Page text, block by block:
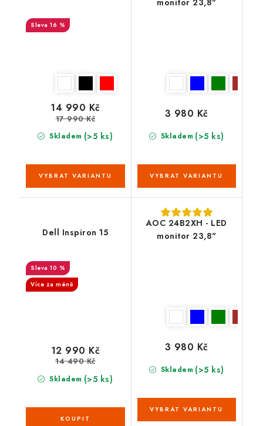
16 %
Skladem (>5 ks)
14 990 Kč
17 990 Kč
monitor 23,8"
Skladem (>5 ks)
3 980 Kč
Dell Inspiron 15
10 %
Více za méně
Skladem (>5 ks)
12 990 Kč
14 490 Kč
AOC 24B2XH - LED
monitor 23,8"
Skladem (>5 ks)
3 980 Kč